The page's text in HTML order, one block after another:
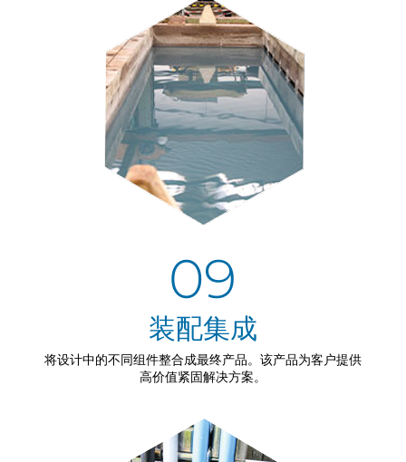
09
装配集成
将设计中的不同组件整合成最终产品。该产品为客户提供
高价值紧固解决方案。